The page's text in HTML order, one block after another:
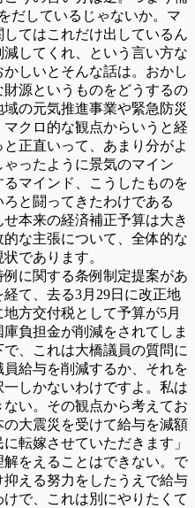
だしているじゃないか。マ
てはこれだけ出しているん
してくれ、という言い方な
しいとそんな話は。おかし
源というものをどうするの
の元気推進事業や緊急防災
クロ的な観点からいうと経
正直いって、あまり分がよ
ったように景気のマイン
マインド、こうしたものを
と闘ってきたわけである
本来の経済補正予算は大き
な主張について、全体的な
であります。
に関する条例制定提案があ
て、去る3月29日に改正地
方交付税として予算が5月
負担金が削減をされてしま
、これは大橋議員の質問に
給与を削減するか、それを
しかないわけですよ。私は
い。その観点から考えてお
大震災を受けて給与を減額
転嫁させていただきます」
をえることはできない。で
える努力をしたうえで給与
で、これは別にやりたくて